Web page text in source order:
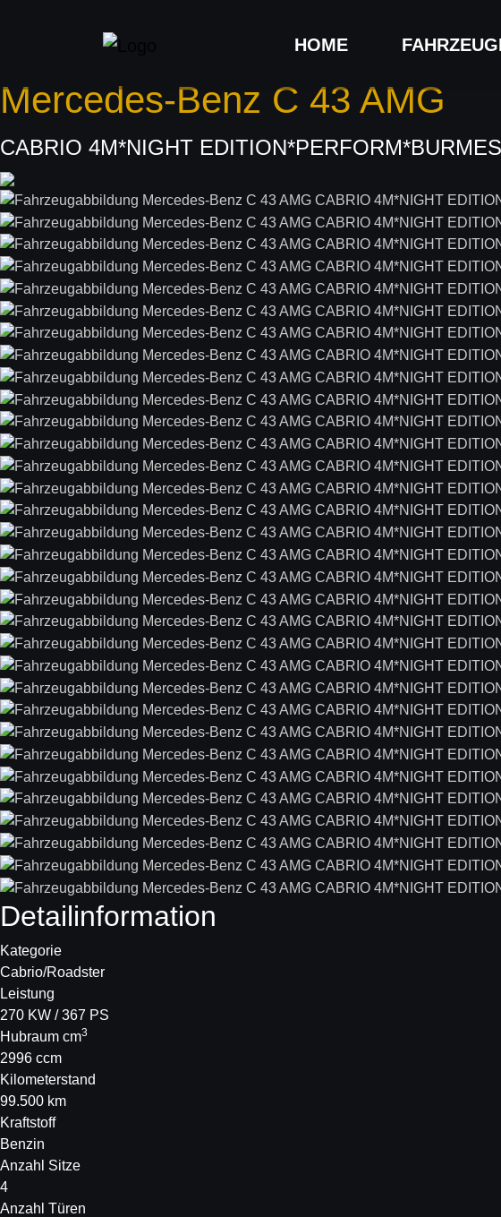
HOME
Mercedes-Benz C 43 AMG
CABRIO 4M*NIGHT
Detail­information
Kategorie
Cabrio/Roadster
Leistung
270 KW / 367 PS
Hubraum cm3
2996 ccm
Kilometerstand
99.500 km
Kraftstoff
Benzin
Anzahl Sitze
4
Anzahl Türen